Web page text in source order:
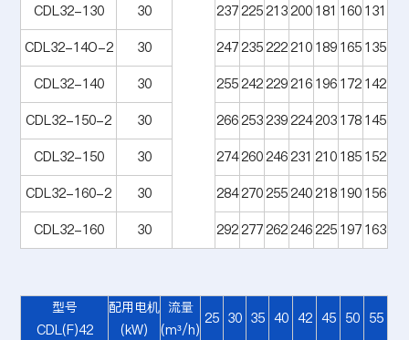
CDL32-130
30 237225213200 181 160 131
CDL32-14O-2
30 247235222210 189 165 135
CDL32-140
30 255242229216 196 172 142
CDL32-150-2
30 266253239224203 178 145
CDL32-150
30 274260246231 210 185 152
CDL32-160-2
30 284270255240218 190 156
CDL32-160
30 292277262246225 197 163
型号
CDL(F)42
配用电机
(kW)
流量
(m³/h)
25 30 35 40 42 45 50 55